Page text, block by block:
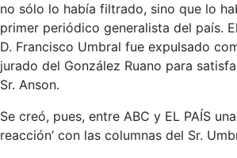
no sólo lo había filtrado, sino que lo
primer periódico generalista del país.
D. Francisco Umbral fue expulsado
jurado del González Ruano para
Sr. Anson.
Se creó, pues, entre ABC y EL PAÍS
reacción’ con las columnas del Sr.